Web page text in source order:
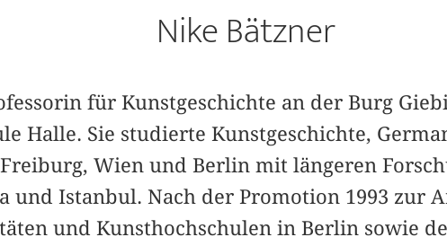
Nike Bätzner
für Kunstgeschichte an der Burg
Halle. Sie studierte Kunstgeschichte,
Wien und Berlin mit längeren
und Istanbul. Nach der Promotion 1993 zur
und Kunsthochschulen in Berlin sowie